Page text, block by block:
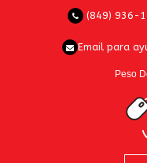
(849) 936-
Email para
Peso